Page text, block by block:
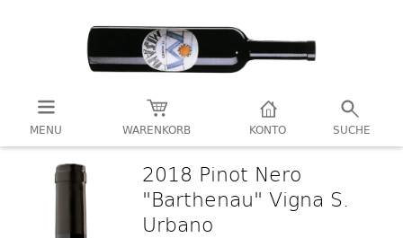
MENU WARENKORB KONTO SUCHE
2018 Pinot Nero
"Barthenau" Vigna S.
Urbano